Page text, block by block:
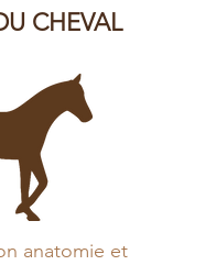
CHEVAL
anatomie et